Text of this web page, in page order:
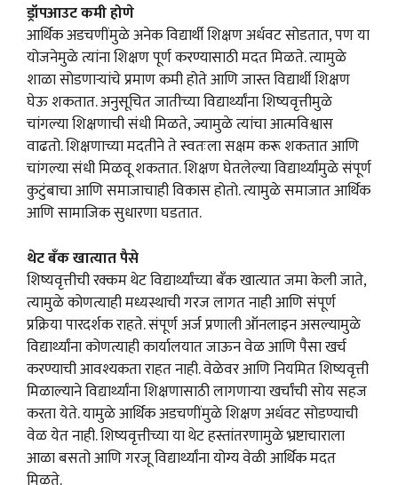
ड्रॉपआउट कमी होणे
आर्थिक अडचणींमुळे अनेक विद्यार्थी शिक्षण अर्धवट सोडतात, पण या
योजनेमुळे त्यांना शिक्षण पूर्ण करण्यासाठी मदत मिळते. त्यामुळे
शाळा सोडणाऱ्यांचे प्रमाण कमी होते आणि जास्त विद्यार्थी शिक्षण
घेऊ शकतात. अनुसूचित जातीच्या विद्यार्थ्यांना शिष्यवृत्तीमुळे
चांगल्या शिक्षणाची संधी मिळते, ज्यामुळे त्यांचा आत्मविश्वास
वाढतो. शिक्षणाच्या मदतीने ते स्वतःला सक्षम करू शकतात आणि
चांगल्या संधी मिळवू शकतात. शिक्षण घेतलेल्या विद्यार्थ्यांमुळे संपूर्ण
कुटुंबाचा आणि समाजाचाही विकास होतो. त्यामुळे समाजात आर्थिक
आणि सामाजिक सुधारणा घडतात.
थेट बँक खात्यात पैसे
शिष्यवृत्तीची रक्कम थेट विद्यार्थ्यांच्या बँक खात्यात जमा केली जाते,
त्यामुळे कोणत्याही मध्यस्थाची गरज लागत नाही आणि संपूर्ण
प्रक्रिया पारदर्शक राहते. संपूर्ण अर्ज प्रणाली ऑनलाइन असल्यामुळे
विद्यार्थ्यांना कोणत्याही कार्यालयात जाऊन वेळ आणि पैसा खर्च
करण्याची आवश्यकता राहत नाही. वेळेवर आणि नियमित शिष्यवृत्ती
मिळाल्याने विद्यार्थ्यांना शिक्षणासाठी लागणाऱ्या खर्चांची सोय सहज
करता येते. यामुळे आर्थिक अडचणींमुळे शिक्षण अर्धवट सोडण्याची
वेळ येत नाही. शिष्यवृत्तीच्या या थेट हस्तांतरणामुळे भ्रष्टाचाराला
आळा बसतो आणि गरजू विद्यार्थ्यांना योग्य वेळी आर्थिक मदत